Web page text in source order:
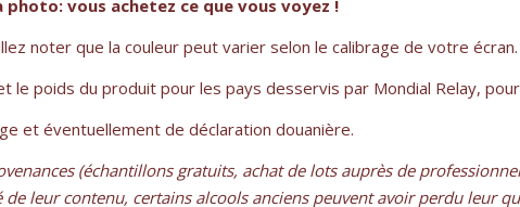
vous achetez ce que vous voyez !
noter que la couleur peut varier selon le calibrage de votre écran.
le poids du produit pour les pays desservis par Mondial Relay,
et éventuellement de déclaration douanière.
(échantillons gratuits, achat de lots auprès de
leur contenu, certains alcools anciens peuvent avoir perdu leur